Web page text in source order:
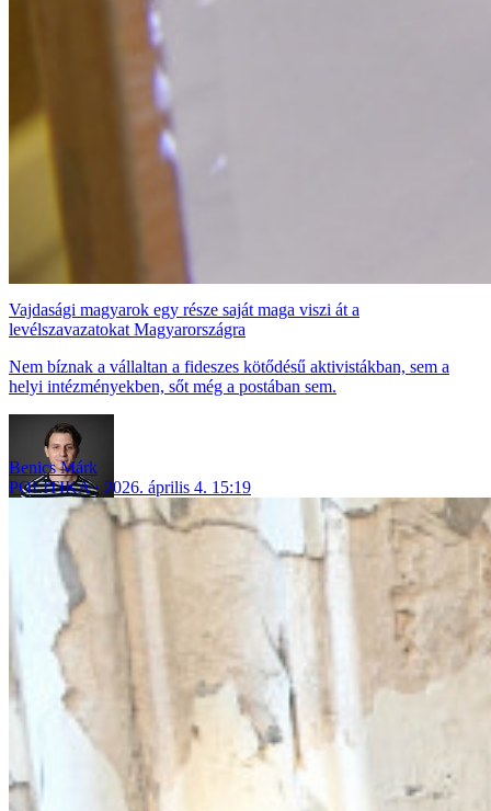
Vajdasági magyarok egy része saját maga viszi át a
levélszavazatokat Magyarországra
Nem bíznak a vállaltan a fideszes kötődésű aktivistákban, sem a
helyi intézményekben, sőt még a postában sem.
Benics Márk
POLITIKA
2026. április 4. 15:19